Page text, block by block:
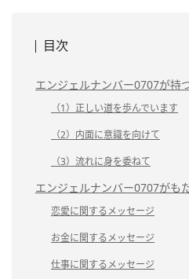
目次
エンジェルナンバー0707が持
（1）正しい道を歩んでいます
（2）内面に意識を向けて
（3）流れに身を委ねて
エンジェルナンバー0707がも
恋愛に関するメッセージ
お金に関するメッセージ
仕事に関するメッセージ